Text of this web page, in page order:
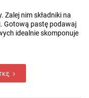
Zalej nim składniki na
Gotową pastę podawaj
idealnie skomponuje